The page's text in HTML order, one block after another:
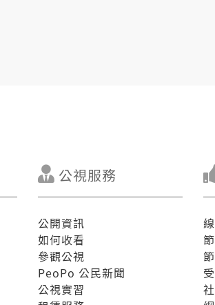
公視服務
公開資訊
如何收看
參觀公視
PeoPo 公民新聞
公視實習